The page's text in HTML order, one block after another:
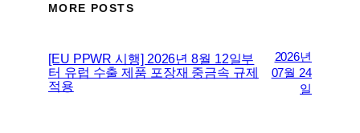
MORE POSTS
[EU PPWR 시행] 2026년 8월 12일부
터 유럽 수출 제품 포장재 중금속 규제
적용
2026년
07월 24
일